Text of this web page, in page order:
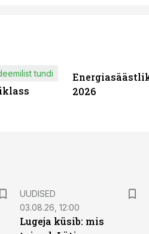
tundi
2026
UUDISED
03.08.26, 12:00
Lugeja küsib: mis